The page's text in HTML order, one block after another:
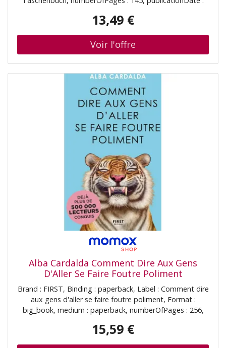
13,49 €
Alba Cardalda Comment Dire Aux Gens
D'Aller Se Faire Foutre Poliment
Brand : FIRST, Binding : paperback, Label : Comment dire
aux gens d'aller se faire foutre poliment, Format :
big_book, medium : paperback, numberOfPages : 256,
authors : Alba Cardalda, translators : Anne-Claire Parisot,
15,59 €